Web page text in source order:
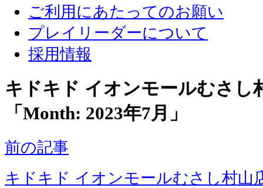
ご利用にあたってのお願い
プレイリーダーについて
採用情報
キドキド イオンモールむさ
「Month: 2023年7月 」
前の記事
キドキド イオンモールむさし村山